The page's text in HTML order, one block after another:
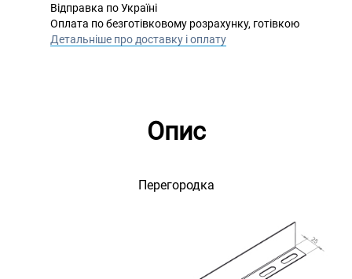
Відправка по Україні
Оплата по безготівковому розрахунку, готівкою
Детальніше про доставку і оплату
Опис
Перегородка